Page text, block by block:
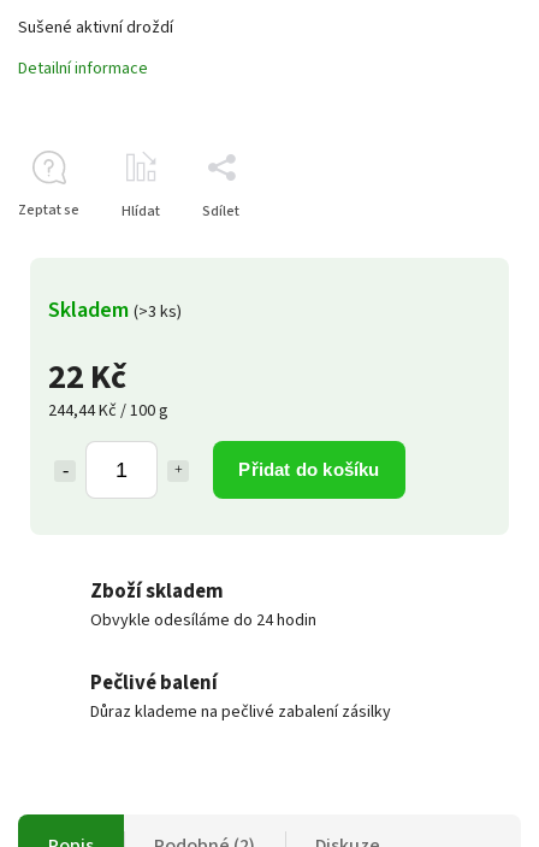
22 Kč
244,44 Kč / 100 g
Přidat do košíku
Skladem (>3 ks)
Sušené aktivní droždí
Detailní informace
Zeptat se Hlídat Sdílet
Zboží skladem
Obvykle odesíláme do 24 hodin
Pečlivé balení
Důraz klademe na pečlivé zabalení zásilky